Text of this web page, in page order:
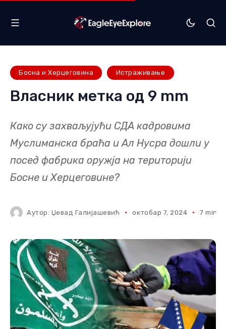
Босна и Херцеговина Истраживање
Власник метка од 9 mm
Како су захваљујући СДА кадровима
Муслиманска браћа и Ал Нусра дошли у
посед фабрика оружја на територији
Босне и Херцеговине?
Аутор: Џевад Галијашевић октобар 7, 2024 7 mins